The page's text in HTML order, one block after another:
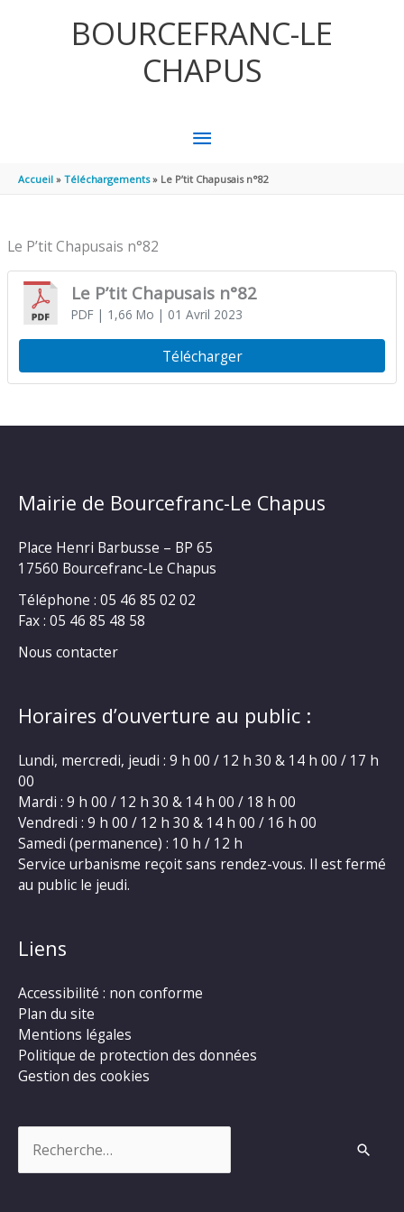
BOURCEFRANC-LE
CHAPUS
MENU
PRINCIPAL
Accueil Téléchargements Le P’tit Chapusais n°82
Le P’tit Chapusais n°82
Le P’tit Chapusais n°82
PDF| 1,66 Mo | 01 Avril 2023
Télécharger
Mairie de Bourcefranc-Le Chapus
Place Henri Barbusse – BP 65
17560 Bourcefranc-Le Chapus
Téléphone : 05 46 85 02 02
Fax : 05 46 85 48 58
Nous contacter
Horaires d’ouverture au public :
Lundi, mercredi, jeudi : 9 h 00 / 12 h 30 & 14 h 00 / 17 h
00
Mardi : 9 h 00 / 12 h 30 & 14 h 00 / 18 h 00
Vendredi : 9 h 00 / 12 h 30 & 14 h 00 / 16 h 00
Samedi (permanence) : 10 h / 12 h
Service urbanisme reçoit sans rendez-vous. Il est fermé
au public le jeudi.
Liens
Accessibilité : non conforme
Plan du site
Mentions légales
Politique de protection des données
Gestion des cookies